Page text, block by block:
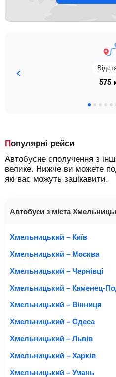
575
Популярні рейси
Автобусне сполучення з
велике. Нижче ви можете
які вас можуть зацікавити.
Автобуси з міста
Хмельницький – Київ
Хмельницький – Москва
Хмельницький – Чернівці
Хмельницький – Каменец-
Хмельницький – Вінниця
Хмельницький – Одеса
Хмельницький – Львів
Хмельницький – Харків
Хмельницький – Умань